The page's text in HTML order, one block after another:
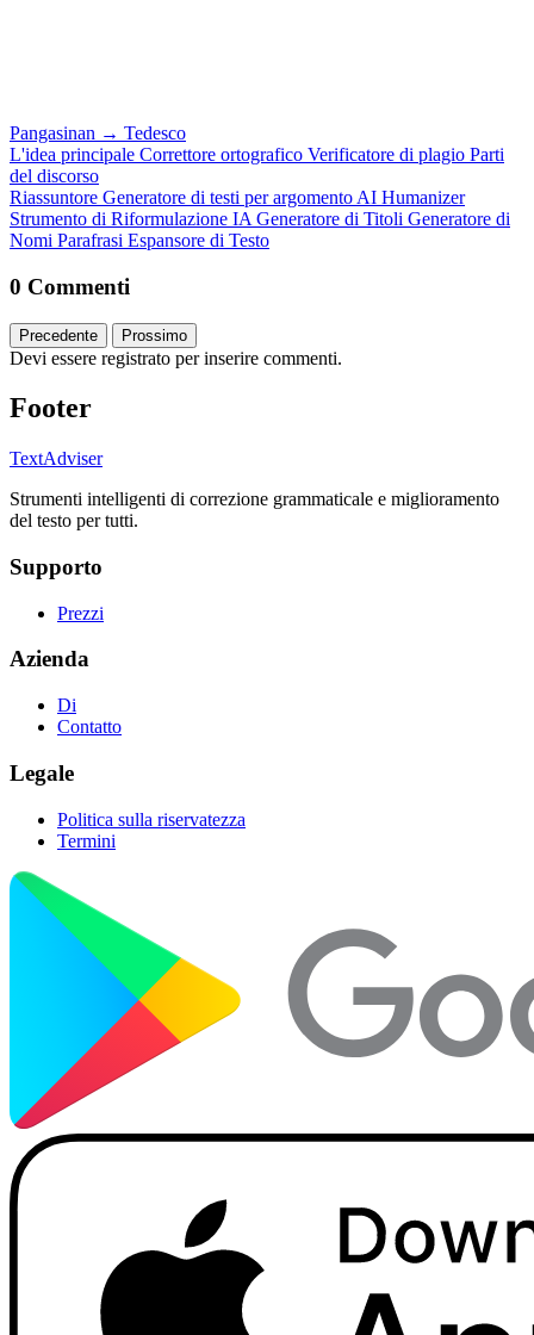
Pangasinan → Tedesco
L'idea principale Correttore ortografico Verificatore di plagio Parti
del discorso
Riassuntore Generatore di testi per argomento AI Humanizer
Strumento di Riformulazione IA Generatore di Titoli Generatore di
Nomi Parafrasi Espansore di Testo
0 Commenti
Precedente Prossimo
Devi essere registrato per inserire commenti.
Footer
TextAdviser
Strumenti intelligenti di correzione grammaticale e miglioramento
del testo per tutti.
Supporto
Prezzi
Azienda
Di
Contatto
Legale
Politica sulla riservatezza
Termini